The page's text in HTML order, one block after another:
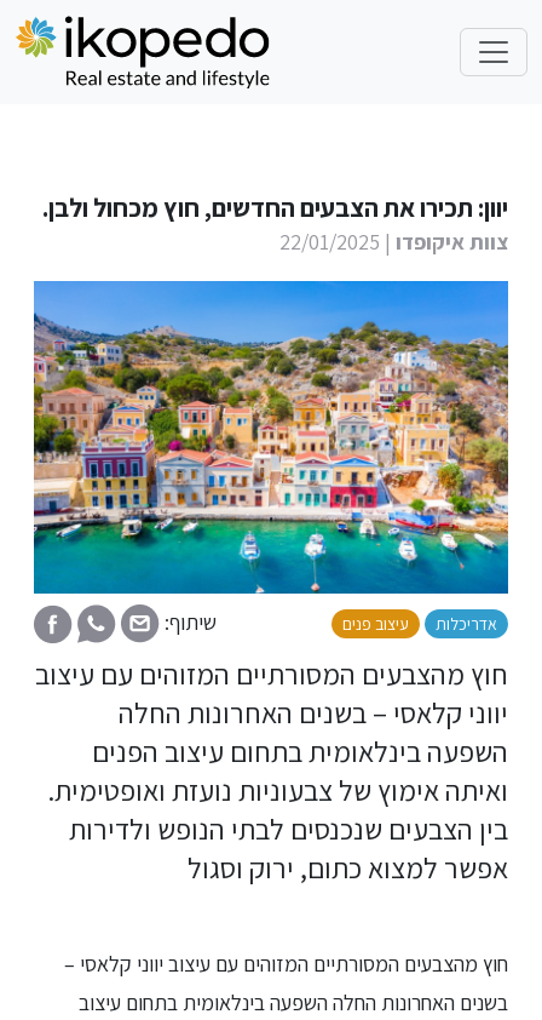
יוון: תכירו את הצבעים החדשים, חוץ מכחול ולבן.
צוות איקופדו | 22/01/2025
אדריכלות עיצוב פנים שיתוף:
חוץ מהצבעים המסורתיים המזוהים עם עיצוב
יווני קלאסי – בשנים האחרונות החלה
השפעה בינלאומית בתחום עיצוב הפנים
ואיתה אימוץ של צבעוניות נועזת ואופטימית.
בין הצבעים שנכנסים לבתי הנופש ולדירות
אפשר למצוא כתום, ירוק וסגול
חוץ מהצבעים המסורתיים המזוהים עם עיצוב יווני קלאסי –
בשנים האחרונות החלה השפעה בינלאומית בתחום עיצוב